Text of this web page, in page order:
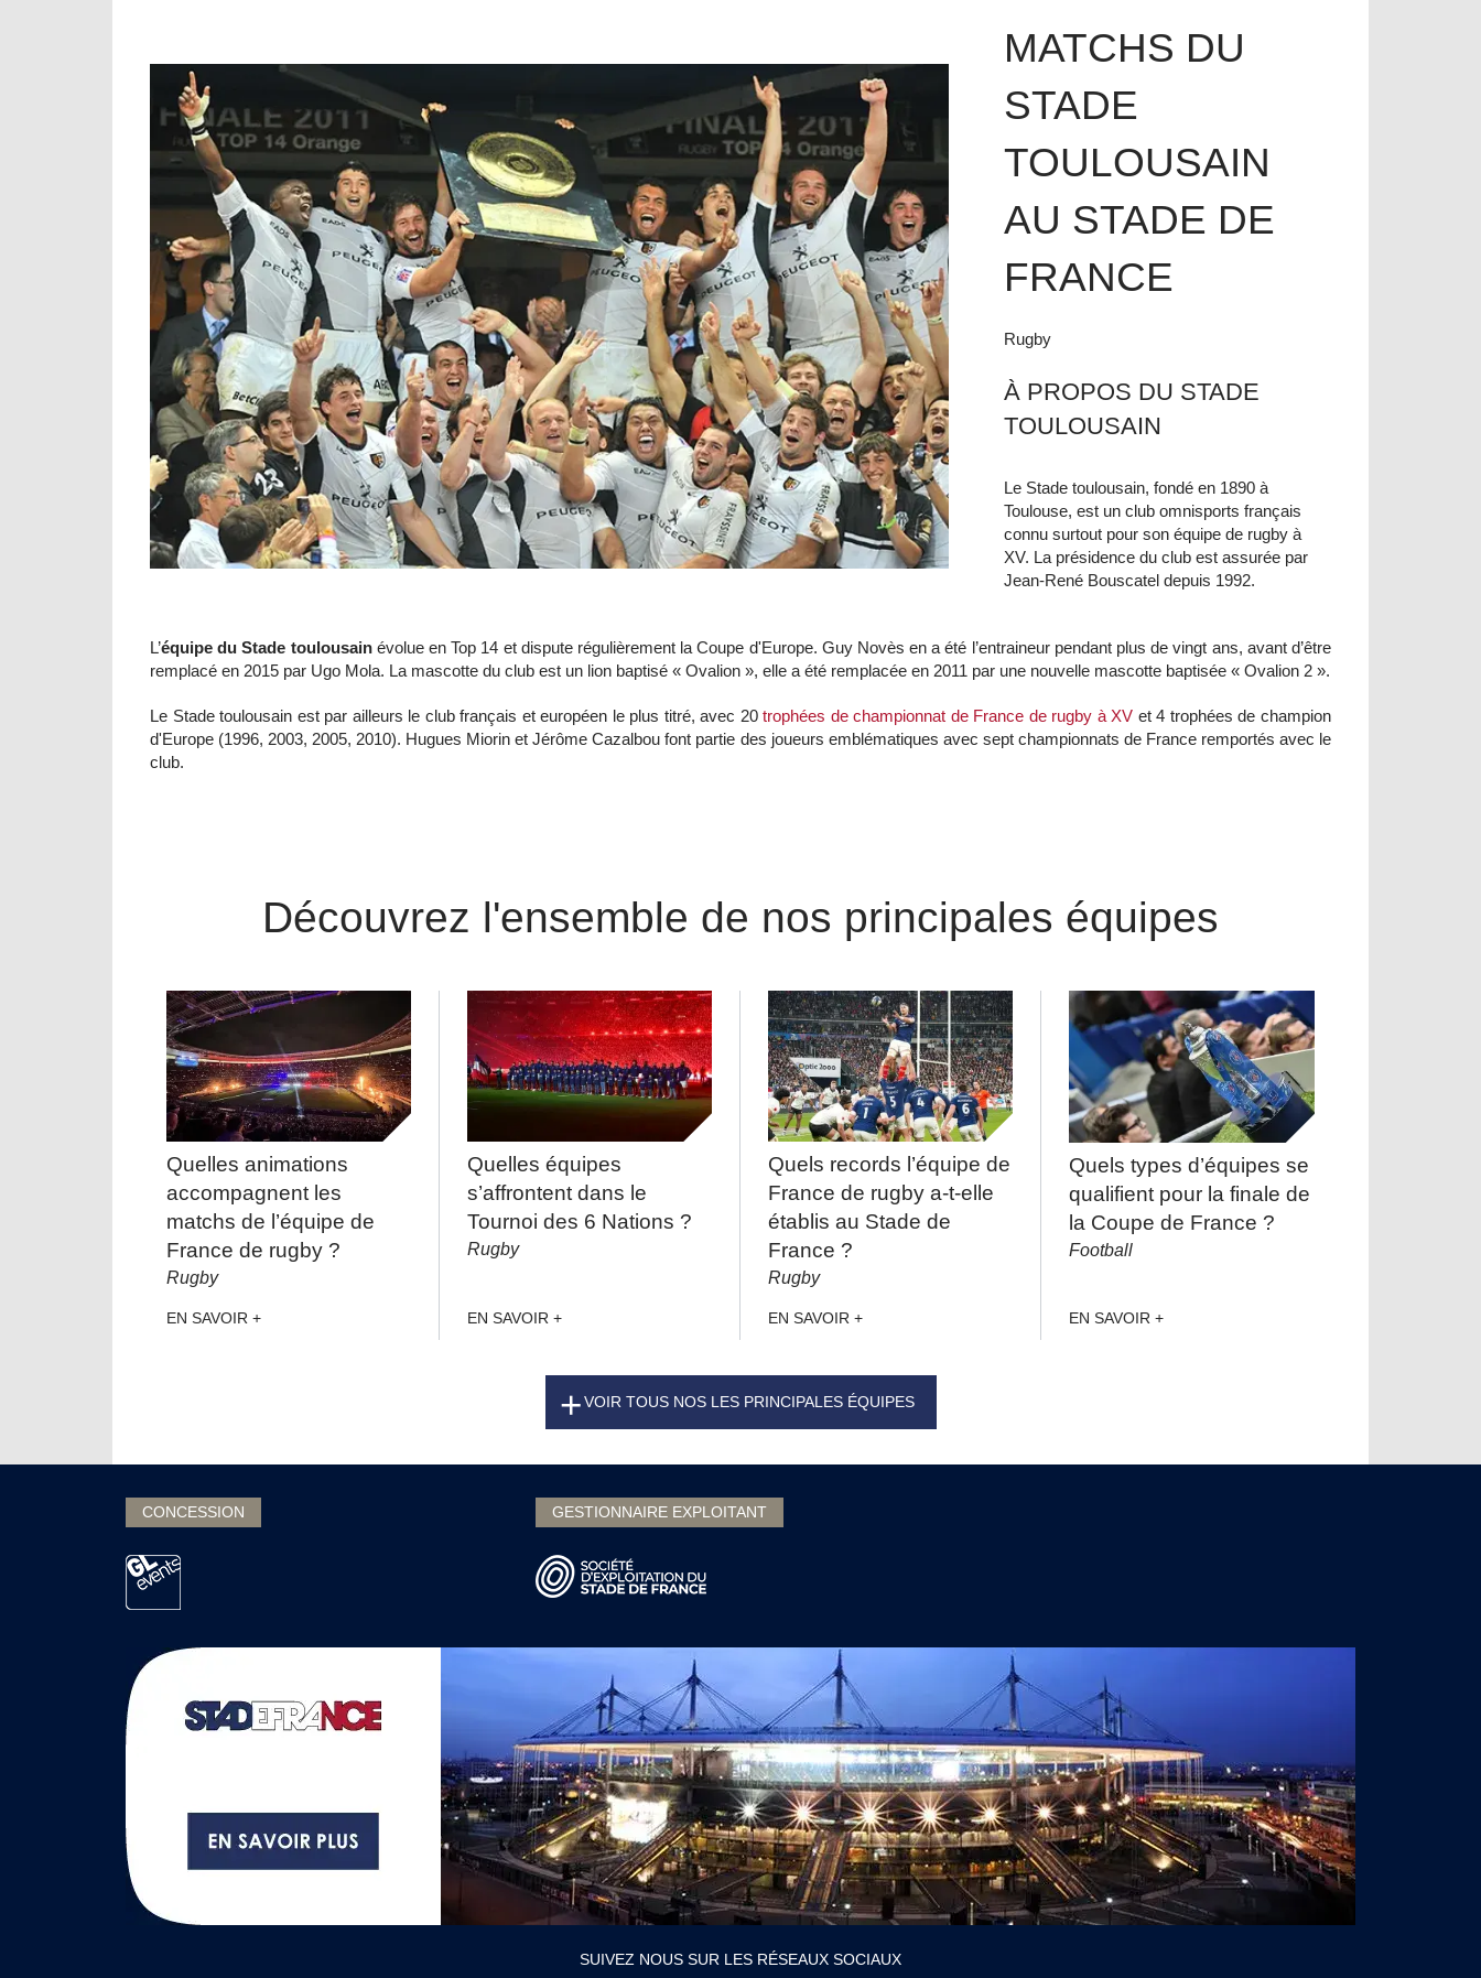
MATCHS DU
STADE
TOULOUSAIN
AU STADE DE
FRANCE
Rugby
À PROPOS DU STADE
TOULOUSAIN
Le Stade toulousain, fondé en 1890 à
Toulouse, est un club omnisports français
connu surtout pour son équipe de rugby à
XV. La présidence du club est assurée par
Jean-René Bouscatel depuis 1992.
L’équipe du Stade toulousainévolue en Top 14 et dispute régulièrement la Coupe d'Europe. Guy Novès en a été l’entraineur pendant plus de vingt ans, avant d’être
remplacé en 2015 par Ugo Mola. La mascotte du club est un lion baptisé « Ovalion », elle a été remplacée en 2011 par une nouvelle mascotte baptisée « Ovalion 2 ».
Le Stade toulousain est par ailleurs le club français et européen le plus titré, avec 20trophées de championnat de France de rugby à XV et 4 trophées de champion
d'Europe (1996, 2003, 2005, 2010). Hugues Miorin et Jérôme Cazalbou font partie des joueurs emblématiques avec sept championnats de France remportés avec le
club.
Découvrez l'ensemble de nos principales équipes
Quelles animations
accompagnent les
matchs de l’équipe de
France de rugby ?
Rugby
EN SAVOIR +
Quelles équipes
s’affrontent dans le
Tournoi des 6 Nations ?
Rugby
EN SAVOIR +
Quels records l’équipe de
France de rugby a-t-elle
établis au Stade de
France ?
Rugby
EN SAVOIR +
Quels types d’équipes se
qualifient pour la finale de
la Coupe de France ?
Football
EN SAVOIR +
VOIR TOUS NOS LES PRINCIPALES ÉQUIPES
CONCESSION GESTIONNAIRE EXPLOITANT
SUIVEZ NOUS SUR LES RÉSEAUX SOCIAUX